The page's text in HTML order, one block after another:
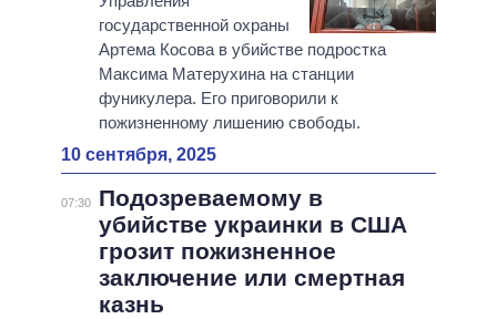
государственной охраны
Артема Косова в убийстве подростка
Максима Матерухина на станции
фуникулера. Его приговорили к
пожизненному лишению свободы.
10 сентября, 2025
07:30
Подозреваемому в
убийстве украинки в США
грозит пожизненное
заключение или смертная
казнь